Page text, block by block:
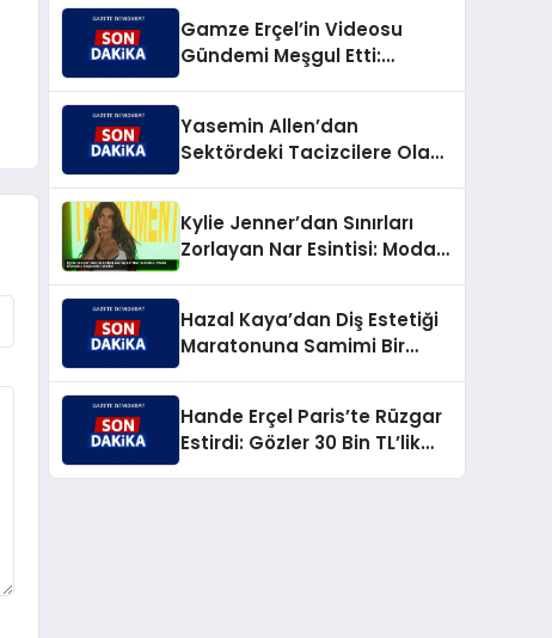
Gamze Erçel’in Videosu
Gündemi Meşgul Etti:
Yasemin Allen’dan
Sektördeki Tacizcilere Olay
Kylie Jenner’dan Sınırları
Zorlayan Nar Esintisi: Moda
Hazal Kaya’dan Diş Estetiği
Maratonuna Samimi Bir
Hande Erçel Paris’te Rüzgar
Estirdi: Gözler 30 Bin TL’lik